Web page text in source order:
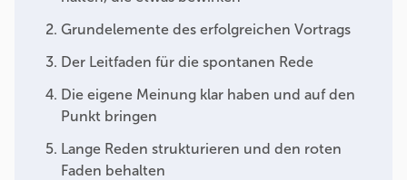
Grundelemente des erfolgreichen Vortrags
Der Leitfaden für die spontanen Rede
Die eigene Meinung klar haben und auf den
Punkt bringen
Lange Reden strukturieren und den roten
Faden behalten